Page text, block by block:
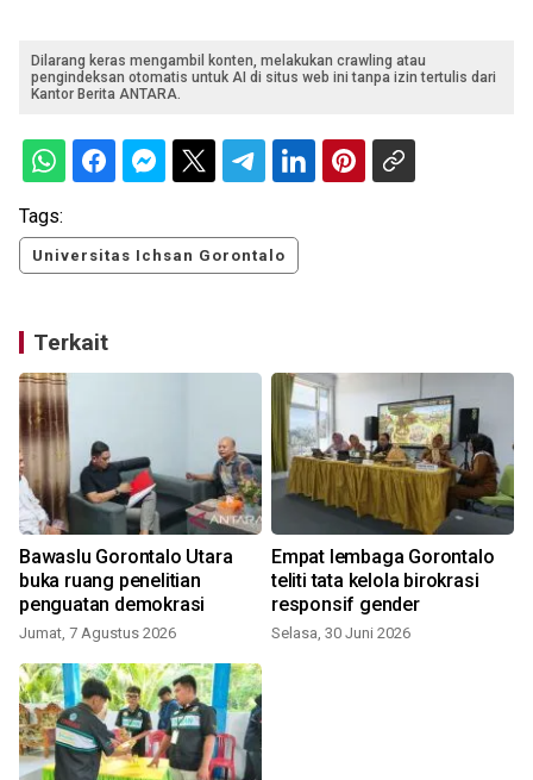
Dilarang keras mengambil konten, melakukan crawling atau
pengindeksan otomatis untuk AI di situs web ini tanpa izin tertulis dari
Kantor Berita ANTARA.
Tags:
Universitas Ichsan Gorontalo
Terkait
Bawaslu Gorontalo Utara
buka ruang penelitian
penguatan demokrasi
Jumat, 7 Agustus 2026
Empat lembaga Gorontalo
teliti tata kelola birokrasi
responsif gender
Selasa, 30 Juni 2026